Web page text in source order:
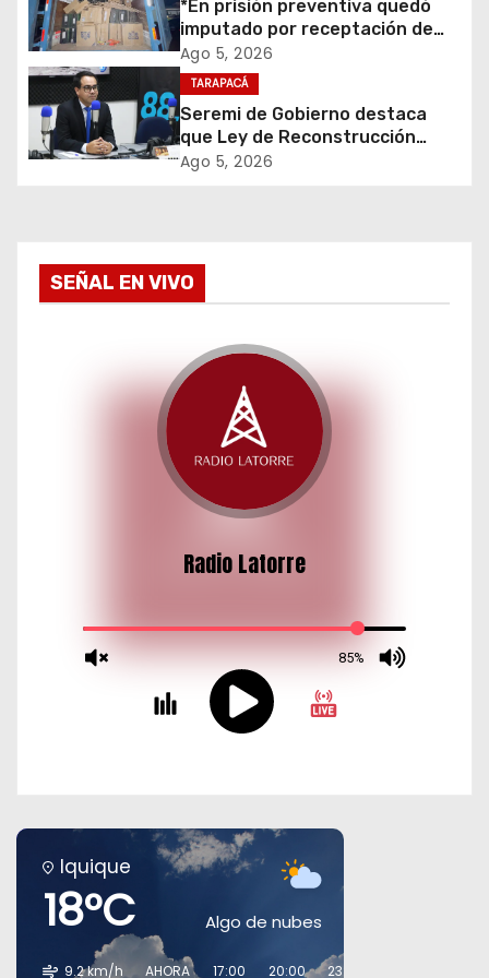
e
e
n
t
a
d
*En prisión preventiva quedó
imputado por receptación de
cigarrillos avaluados en $1.600
millones*
Ago 5, 2026
TARAPACÁ
Seremi de Gobierno destaca
que Ley de Reconstrucción
Nacional impulsará la inversión
Ago 5, 2026
SEÑAL EN VIVO
Iquique
18°C Algo de nubes
9.2 km/h
AHORA 17:00 20:00 23:00